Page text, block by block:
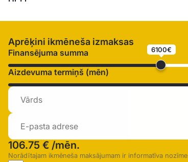
Aprēķini ikmēneša izmaksas
Finansējuma summa 6100€
Aizdevuma termiņš (mēn)
106.75 € /mēn.
Norādītajam ikmēneša maksājumam ir informatīva nozīme